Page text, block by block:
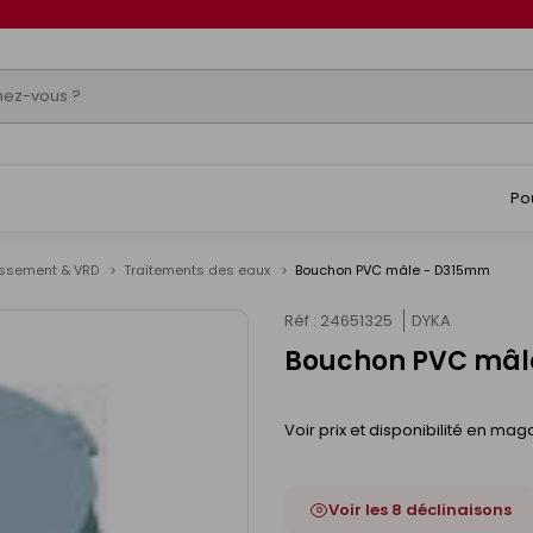
& VRD Traitements des eaux Bouchon PVC mâle - D315mm
Réf : 24651325 DYKA
Bouchon PVC
Voir prix et disponibilité en
Voir les 8 déclinaisons